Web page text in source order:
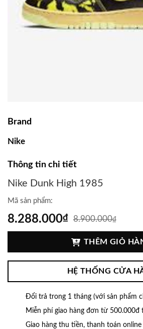
Brand
Nike
Thông tin chi tiết
Nike Dunk High 1985
Mã sản phẩm:
8.900.000₫
8.288.000₫
THÊM GIỎ
HỆ THỐNG CỬA
Đổi trả trong 1 tháng (với sản phẩm
Miễn phí giao hàng đơn từ 500.000đ
Giao hàng thu tiền, thanh toán